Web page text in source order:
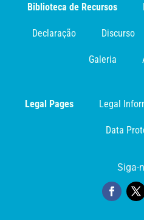
Biblioteca de Recursos
Declaração Discurso
Galeria
Legal Pages Legal
Data
Siga-